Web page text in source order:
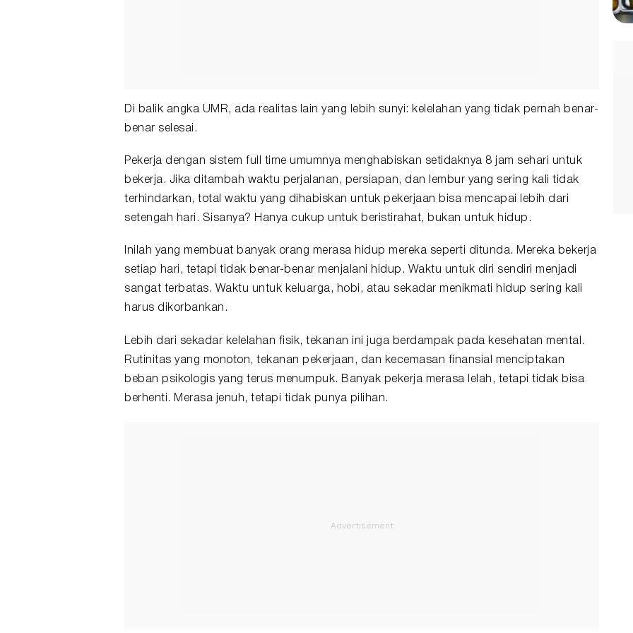
Di balik angka UMR, ada realitas lain yang lebih sunyi: kelelahan yang tidak pernah benar-
benar selesai.
Pekerja dengan sistem full time umumnya menghabiskan setidaknya 8 jam sehari untuk
bekerja. Jika ditambah waktu perjalanan, persiapan, dan lembur yang sering kali tidak
terhindarkan, total waktu yang dihabiskan untuk pekerjaan bisa mencapai lebih dari
setengah hari. Sisanya? Hanya cukup untuk beristirahat, bukan untuk hidup.
Inilah yang membuat banyak orang merasa hidup mereka seperti ditunda. Mereka bekerja
setiap hari, tetapi tidak benar-benar menjalani hidup. Waktu untuk diri sendiri menjadi
sangat terbatas. Waktu untuk keluarga, hobi, atau sekadar menikmati hidup sering kali
harus dikorbankan.
Lebih dari sekadar kelelahan fisik, tekanan ini juga berdampak pada kesehatan mental.
Rutinitas yang monoton, tekanan pekerjaan, dan kecemasan finansial menciptakan
beban psikologis yang terus menumpuk. Banyak pekerja merasa lelah, tetapi tidak bisa
berhenti. Merasa jenuh, tetapi tidak punya pilihan.